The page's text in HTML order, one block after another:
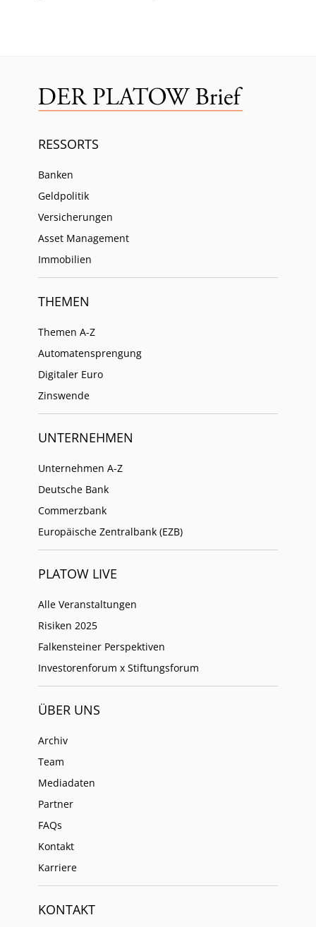
RESSORTS
Banken
Geldpolitik
Versicherungen
Asset Management
Immobilien
THEMEN
Themen A-Z
Automatensprengung
Digitaler Euro
Zinswende
UNTERNEHMEN
Unternehmen A-Z
Deutsche Bank
Commerzbank
Europäische Zentralbank (EZB)
PLATOW LIVE
Alle Veranstaltungen
Risiken 2025
Falkensteiner Perspektiven
Investorenforum x Stiftungsforum
ÜBER UNS
Archiv
Team
Mediadaten
Partner
FAQs
Kontakt
Karriere
KONTAKT